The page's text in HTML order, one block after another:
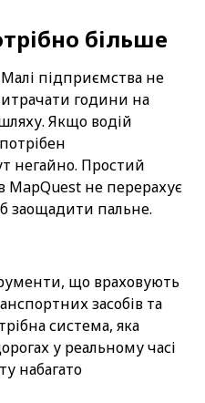
більше
підприємства не
години на
Якщо водій
негайно. Простий
MapQuest не перерахує
заощадити пальне.
що враховують
засобів та
система, яка
у реальному часі
набагато